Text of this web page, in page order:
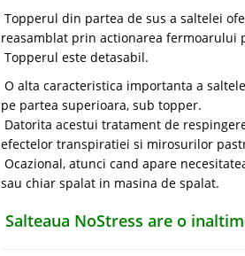
Topperul din partea de sus a saltelei
reasamblat prin actionarea fermoarului
Topperul este detasabil.
O alta caracteristica importanta a
pe partea superioara, sub topper.
Datorita acestui tratament de
efectelor transpiratiei si mirosurilor
Ocazional, atunci cand apare
sau chiar spalat in masina de spalat.
Salteaua NoStress are o